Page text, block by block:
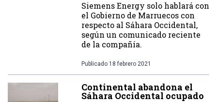
Siemens Energy solo hablará con
el Gobierno de Marruecos con
respecto al Sáhara Occidental,
según un comunicado reciente
de la compañía.
Publicado 18 febrero 2021
Continental abandona el
Sáhara Occidental ocupado